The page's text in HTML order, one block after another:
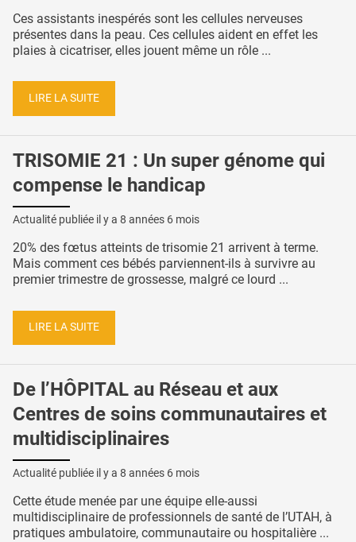
Ces assistants inespérés sont les cellules nerveuses
présentes dans la peau. Ces cellules aident en effet les
plaies à cicatriser, elles jouent même un rôle ...
LIRE LA SUITE
TRISOMIE 21 : Un super génome qui
compense le handicap
Actualité publiée il y a 8 années 6 mois
20% des fœtus atteints de trisomie 21 arrivent à terme.
Mais comment ces bébés parviennent-ils à survivre au
premier trimestre de grossesse, malgré ce lourd ...
LIRE LA SUITE
De l’HÔPITAL au Réseau et aux
Centres de soins communautaires et
multidisciplinaires
Actualité publiée il y a 8 années 6 mois
Cette étude menée par une équipe elle-aussi
multidisciplinaire de professionnels de santé de l’UTAH, à
pratiques ambulatoire, communautaire ou hospitalière ...